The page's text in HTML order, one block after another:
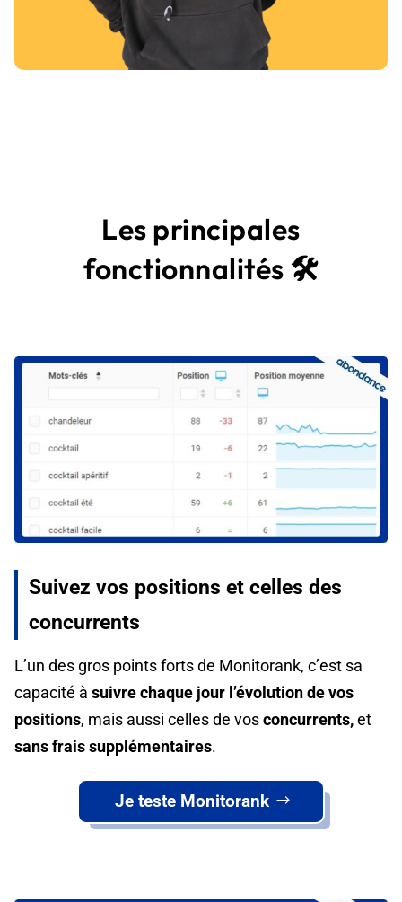
Les principales
fonctionnalités 🛠️
Suivez vos positions et celles des
concurrents
L’un des gros points forts de Monitorank, c’est sa
capacité à suivre chaque jour l’évolution de vos
positions, mais aussi celles de vosconcurrents,et
sans frais supplémentaires.
Je teste Monitorank